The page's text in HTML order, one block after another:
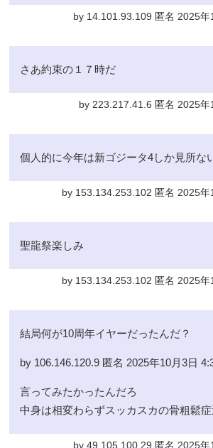
by 14.101.93.109 匿名 2025
さあ約束の１７時だ
by 223.217.41.6 匿名 2025
個人的に今年は新ゴジータ4しか見所な
by 153.134.253.102 匿名 2025
聖龍祭楽しみ
by 153.134.253.102 匿名 2025
結局何が10周年イヤーだったんだ？
by 106.146.120.9 匿名 2025年10月3日
言ってみたかったんだろ
中身は相変わらずスッカスカの骨粗鬆
by 49.105.100.29 匿名 2025